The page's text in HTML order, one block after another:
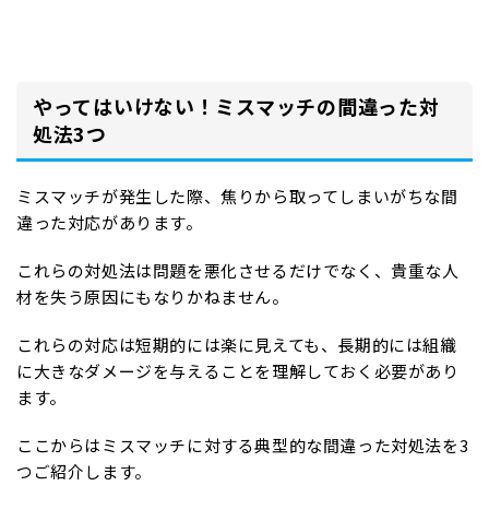
やってはいけない！ミスマッチの間違った対
処法3つ
ミスマッチが発生した際、焦りから取ってしまいがちな間
違った対応があります。
これらの対処法は問題を悪化させるだけでなく、貴重な人
材を失う原因にもなりかねません。
これらの対応は短期的には楽に見えても、長期的には組織
に大きなダメージを与えることを理解しておく必要があり
ます。
ここからはミスマッチに対する典型的な間違った対処法を3
つご紹介します。